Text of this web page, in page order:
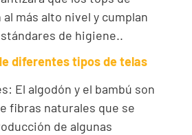
más alto nivel y cumplan
de higiene..
diferentes tipos de telas
El algodón y el bambú son
fibras naturales que se
de algunas